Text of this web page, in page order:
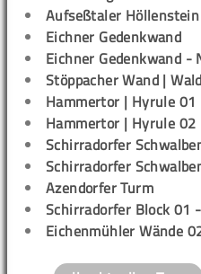
Aufseßtaler
Eichner Gedenkwand
Eichner Gedenkwand -
Stöppacher Wand |
Hammertor | Hyrule
Hammertor | Hyrule
Schirradorfer
Schirradorfer
Azendorfer Turm
Schirradorfer Block 01
Eichenmühler Wände